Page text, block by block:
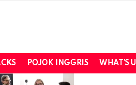
POJOK INGGRIS WHAT’S